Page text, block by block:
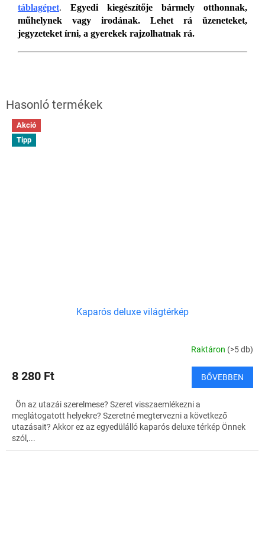
táblagépet. Egyedi kiegészítője bármely otthonnak,
műhelynek vagy irodának. Lehet rá üzeneteket,
jegyzeteket írni, a gyerekek rajzolhatnak rá.
Akció
Tipp
Kaparós deluxe világtérkép
Raktáron (>5 db)
8 280 Ft BŐVEBBEN
Ön az utazái szerelmese? Szeret visszaemlékezni a
meglátogatott helyekre? Szeretné megtervezni a következő
utazásait? Akkor ez az egyedülálló kaparós deluxe térkép Önnek
szól,...